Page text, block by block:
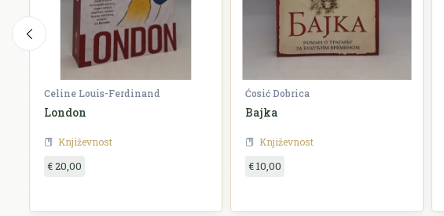
Celine Louis-Ferdinand
London
Književnost
€ 20,00
Ćosić Dobrica
Bajka
Književnost
€ 10,00